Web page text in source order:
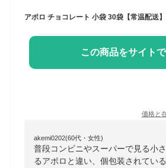
この商品をサイト
価格と
akemi0202(60代・女性)
普段コンビニやスーパーで見る小
るアポロと違い、個包装されてい